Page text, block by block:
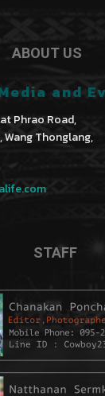
ABOUT US
and
Phrao Road,
Wang Thonglang,
STAFF